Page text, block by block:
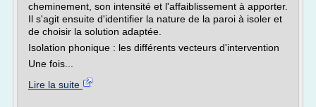
cheminement, son intensité et l'affaiblissement à apporter.
Il s'agit ensuite d'identifier la nature de la paroi à isoler et
de choisir la solution adaptée.
Isolation phonique : les différents vecteurs d'intervention
Une fois...
Lire la suite